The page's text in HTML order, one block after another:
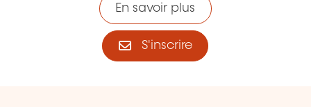
En savoir plus
S'inscrire